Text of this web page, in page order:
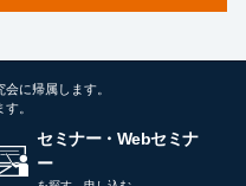
に帰属します。
。
セミナー・Webセミナ
ー